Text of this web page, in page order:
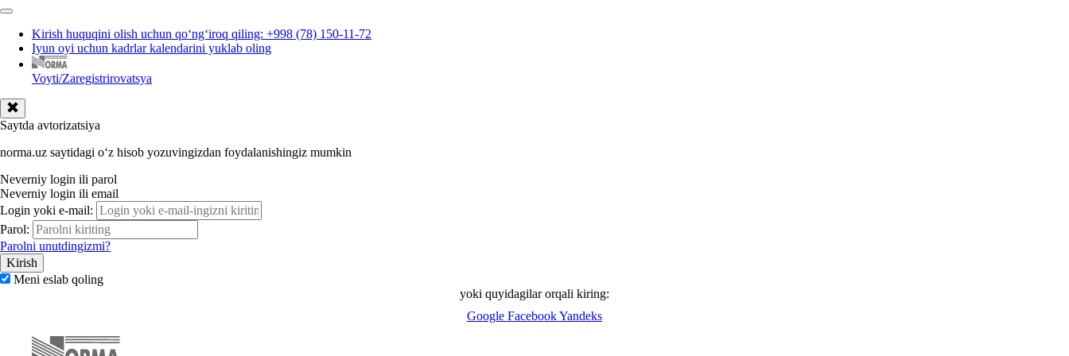
Kirish huquqini olish uchun qoʻngʻiroq qiling: +998 (78) 150-11-72
Iyun oyi uchun kadrlar kalendarini yuklab oling
Voyti/Zaregistrirovatsya
Saytda avtorizatsiya
norma.uz saytidagi oʻz hisob yozuvingizdan foydalanishingiz mumkin
Neverniy login ili parol
Neverniy login ili email
Login yoki e-mail:
Parol:
Parolni unutdingizmi?
Meni eslab qoling
yoki quyidagilar orqali kiring:
Google FacebookYandeks